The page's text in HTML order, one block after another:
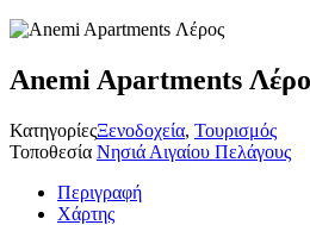
Anemi Apartments
ΚατηγορίεςΞενοδοχεία, Τουρισμός
Τοποθεσία Νησιά Αιγαίου Πελάγους
Περιγραφή
Χάρτης